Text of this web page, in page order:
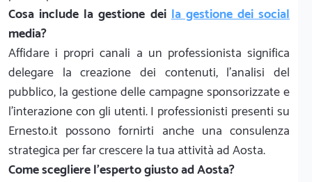
Cosa include la gestione deila gestione dei social
media?
Affidare i propri canali a un professionista significa
delegare la creazione dei contenuti, l'analisi del
pubblico, la gestione delle campagne sponsorizzate e
l'interazione con gli utenti. I professionisti presenti su
Ernesto.it possono fornirti anche una consulenza
strategica per far crescere la tua attività ad Aosta.
Come scegliere l'esperto giusto ad Aosta?